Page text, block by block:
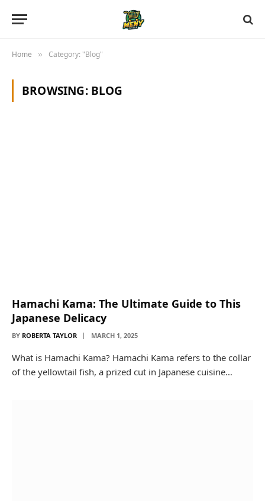
Home » Category: "Blog"
BROWSING: BLOG
Hamachi Kama: The Ultimate Guide to This
Japanese Delicacy
BY ROBERTA TAYLOR MARCH 1, 2025
What is Hamachi Kama? Hamachi Kama refers to the collar
of the yellowtail fish, a prized cut in Japanese cuisine…